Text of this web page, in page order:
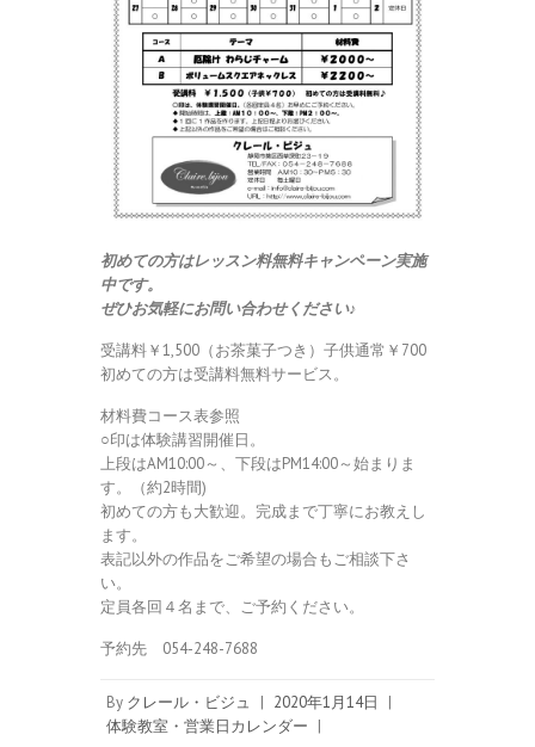
初めての方はレッスン料無料キャンペーン実施
中です。
ぜひお気軽にお問い合わせください♪
受講料￥1,500（お茶菓子つき）子供通常￥700
初めての方は受講料無料サービス。
材料費コース表参照
○印は体験講習開催日。
上段はAM10:00～、下段はPM14:00～始まりま
す。（約2時間)
初めての方も大歓迎。完成まで丁寧にお教えし
ます。
表記以外の作品をご希望の場合もご相談下さ
い。
定員各回４名まで、ご予約ください。
予約先 054-248-7688
By クレール・ビジュ | 2020年1月14日
|
体験教室・営業日カレンダー |